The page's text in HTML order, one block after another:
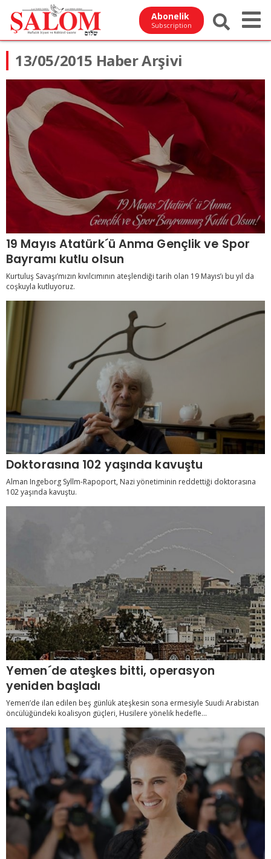
Abonelik
Subscription
13/05/2015 Haber Arşivi
19 Mayıs Atatürk´ü Anma Gençlik ve Spor
Bayramı kutlu olsun
Kurtuluş Savaşı’mızın kıvılcımının ateşlendiği tarih olan 19 Mayıs’ı bu yıl da
coşkuyla kutluyoruz.
Doktorasına 102 yaşında kavuştu
Alman Ingeborg Syllm-Rapoport, Nazi yönetiminin reddettiği doktorasına
102 yaşında kavuştu.
Yemen´de ateşkes bitti, operasyon
yeniden başladı
Yemen’de ilan edilen beş günlük ateşkesin sona ermesiyle Suudi Arabistan
öncülüğündeki koalisyon güçleri, Husilere yönelik hedefle...